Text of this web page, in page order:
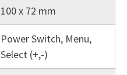
100 x 72 mm
Power Switch, Menu,
Select (+,-)